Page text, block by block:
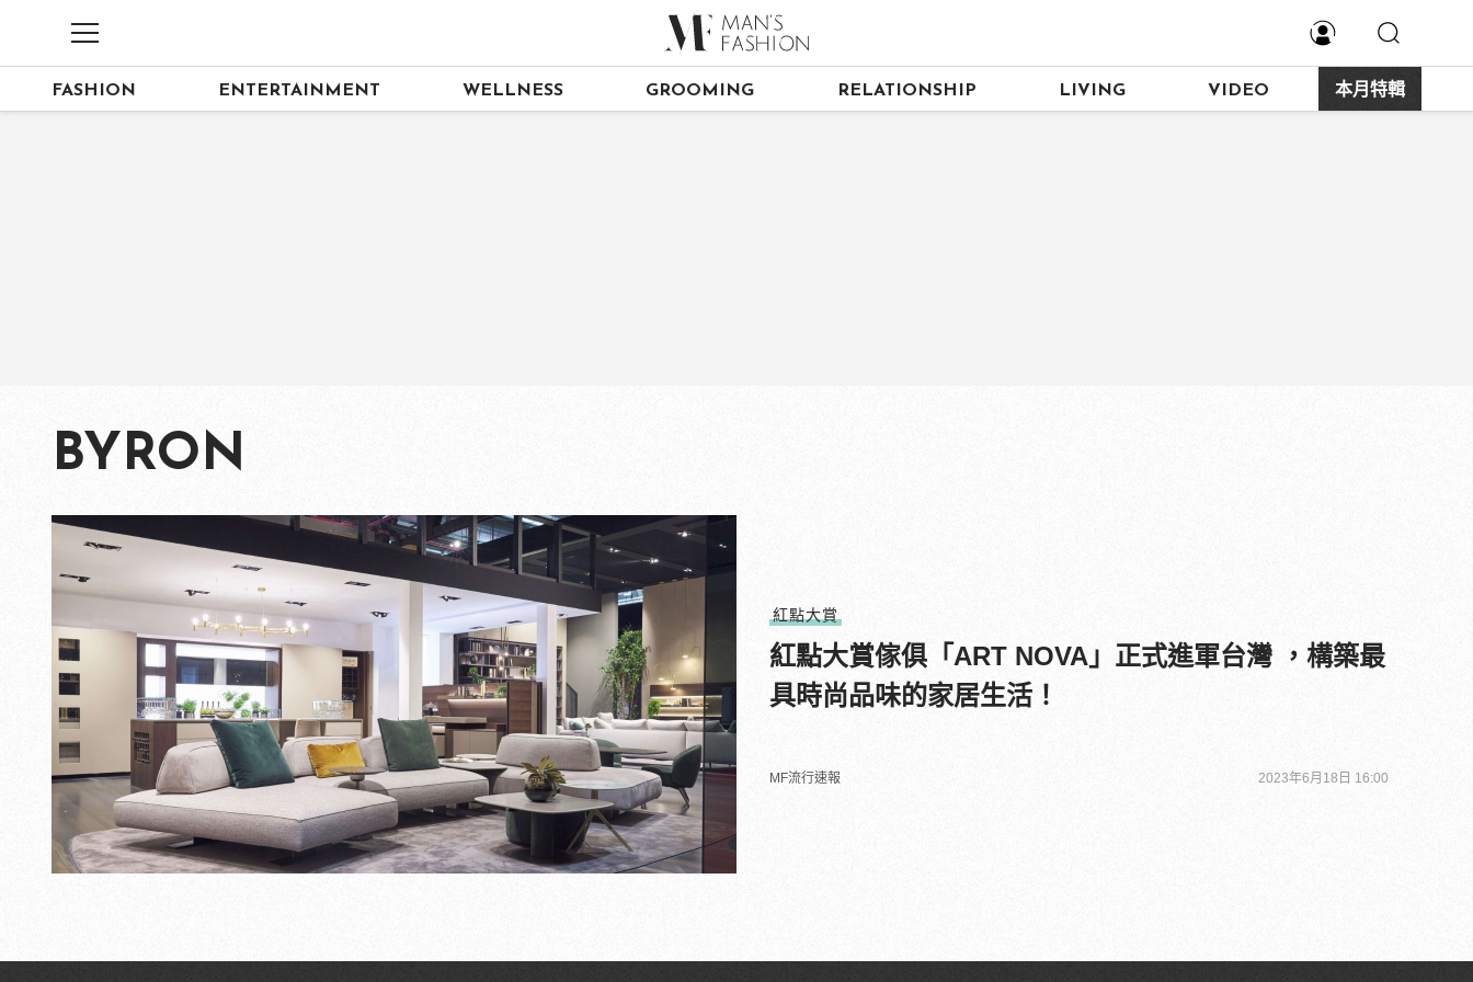
FASHION ENTERTAINMENT WELLNESS GROOMING RELATIONSHIP LIVING VIDEO 本月特輯
BYRON
紅點大賞
紅點大賞傢俱「ART NOVA」正式進軍台灣 ，構築最
具時尚品味的家居生活！
MF流行速報 2023年6月18日 16:00